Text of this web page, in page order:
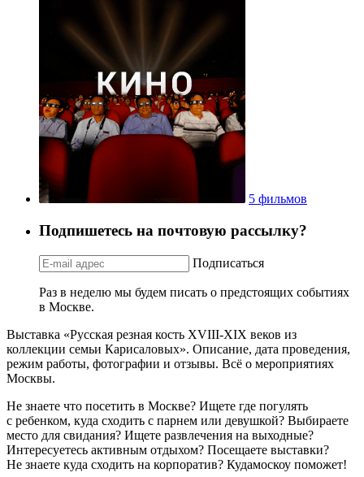
5 фильмов
Подпишетесь на почтовую рассылку?
Подписаться
Раз в неделю мы будем писать о предстоящих событиях
в Москве.
Выставка «Русская резная кость XVIII-XIX веков из
коллекции семьи Карисаловых». Описание, дата проведения,
режим работы, фотографии и отзывы. Всё о мероприятиях
Москвы.
Не знаете что посетить в Москве? Ищете где погулять
с ребенком, куда сходить с парнем или девушкой? Выбираете
место для свидания? Ищете развлечения на выходные?
Интересуетесь активным отдыхом? Посещаете выставки?
Не знаете куда сходить на корпоратив? Кудамоскоу поможет!